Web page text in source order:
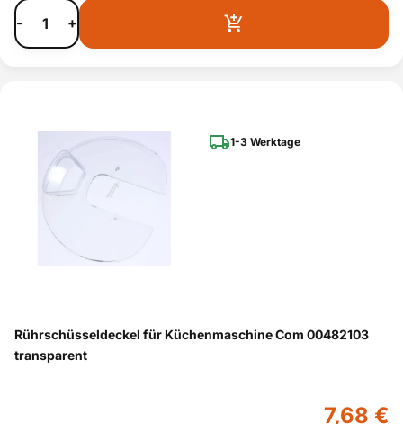
- +
1-3 Werktage
Rührschüsseldeckel für Küchenmaschine Com 00482103
transparent
7,68 €